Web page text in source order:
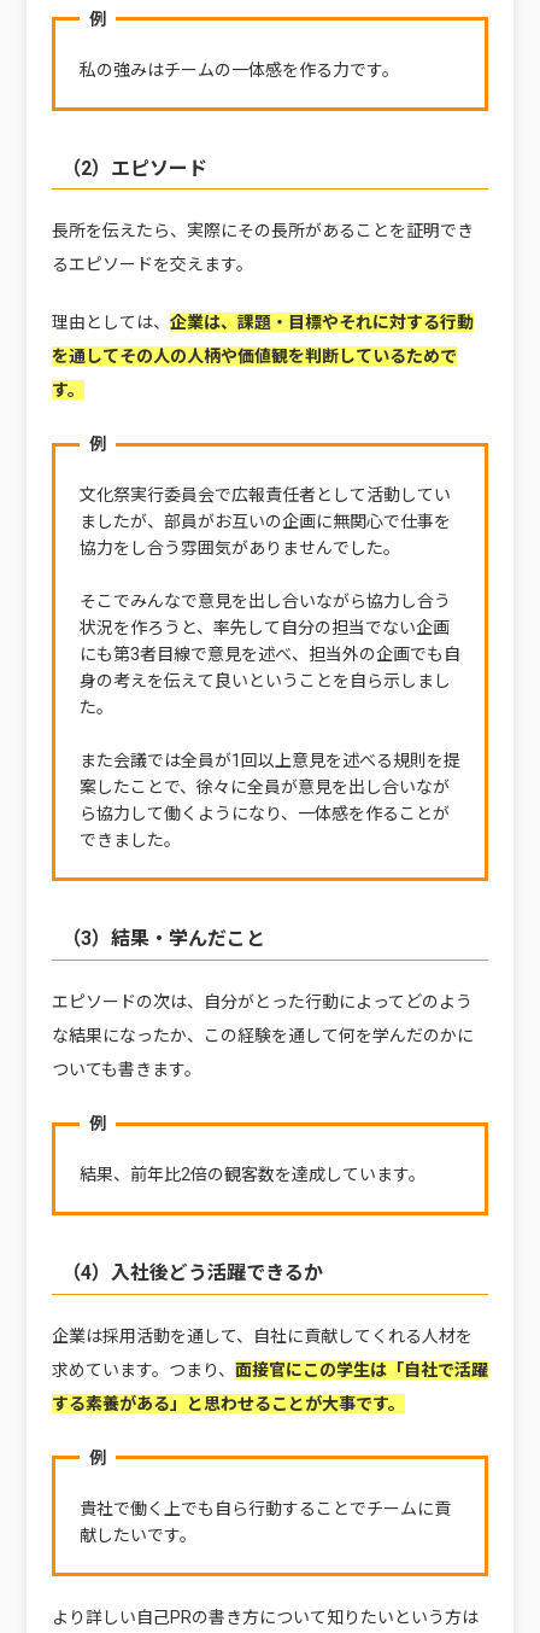
例
私の強みはチームの一体感を作る力です。
（2）エピソード
長所を伝えたら、実際にその長所があることを証明でき
るエピソードを交えます。
理由としては、 企業は、 課題・目標やそれに対する行動
を通してその人の人柄や価値観を判断しているためで
す。
例
文化祭実行委員会で広報責任者として活動してい
ましたが、部員がお互いの企画に無関心で仕事を
協力をし合う雰囲気がありませんでした。
そこでみんなで意見を出し合いながら協力し合う
状況を作ろうと、率先して自分の担当でない企画
にも第3者目線で意見を述べ、担当外の企画でも自
身の考えを伝えて良いということを自ら示しまし
た。
また会議では全員が1回以上意見を述べる規則を提
案したことで、徐々に全員が意見を出し合いなが
ら協力して働くようになり、一体感を作ることが
できました。
（3）結果・学んだこと
エピソードの次は、自分がとった行動によってどのよう
な結果になったか、この経験を通して何を学んだのかに
ついても書きます。
例
結果、前年比2倍の観客数を達成しています。
（4）入社後どう活躍できるか
企業は採用活動を通して、自社に貢献してくれる人材を
求めています。つまり、 面接官にこの学生は「自社で活躍
する素養がある」と思わせることが大事です。
例
貴社で働く上でも自ら行動することでチームに貢
献したいです。
より詳しい自己PRの書き方について知りたいという方は